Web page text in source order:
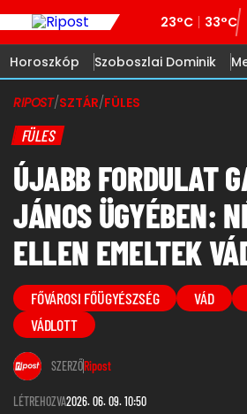
23°C 33°C
Horoszkóp Szoboszlai Dominik
RIPOST/SZTÁR/FÜLES
FÜLES
ÚJABB FORDULAT
JÁNOS ÜGYÉBEN:
ELLEN EMELTEK
FŐVÁROSI FŐÜGYÉSZSÉG VÁD
VÁDLOTT
SZERZŐRipost
LÉTREHOZVA2026. 06. 09. 10:50